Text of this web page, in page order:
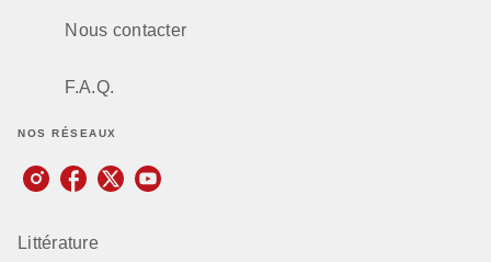
Nous contacter
F.A.Q.
NOS RÉSEAUX
Littérature